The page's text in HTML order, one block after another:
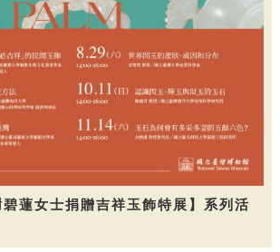
蓮女士捐贈吉祥玉飾特展】系列活